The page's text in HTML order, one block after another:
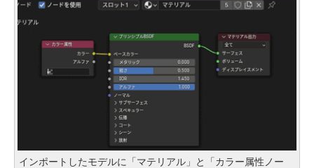
インポートしたモデルに「マテリアル」と「カラー属性ノー